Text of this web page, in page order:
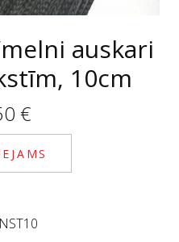
auskari
10cm
€